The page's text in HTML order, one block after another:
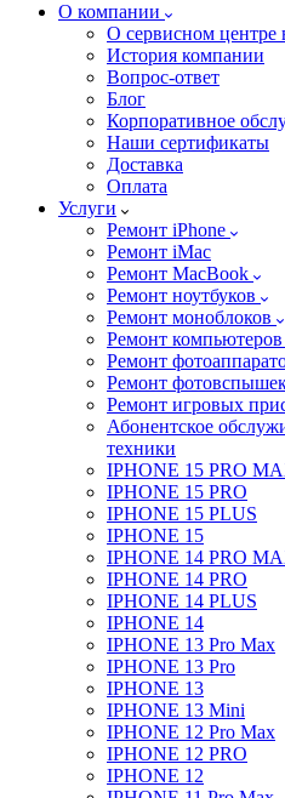
О компании
О сервисном центре
История компании
Вопрос-ответ
Блог
Корпоративное
Наши сертификаты
Доставка
Оплата
Услуги
Ремонт iPhone
Ремонт iMac
Ремонт MacBook
Ремонт ноутбуков
Ремонт моноблоков
Ремонт компьютеров
Ремонт
Ремонт
Ремонт игровых
Абонентское
техники
IPHONE 15 PRO
IPHONE 15 PRO
IPHONE 15 PLUS
IPHONE 15
IPHONE 14 PRO
IPHONE 14 PRO
IPHONE 14 PLUS
IPHONE 14
IPHONE 13 Pro Max
IPHONE 13 Pro
IPHONE 13
IPHONE 13 Mini
IPHONE 12 Pro Max
IPHONE 12 PRO
IPHONE 12